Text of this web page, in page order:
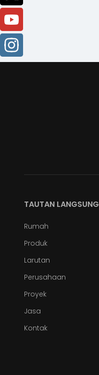
TAUTAN LANGSUNG
Rumah
Produk
Larutan
Perusahaan
Proyek
Jasa
Kontak